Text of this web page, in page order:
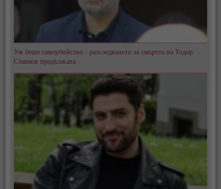
Уж беше самоубийство - разследването за смъртта на Тодор
Славков продължава